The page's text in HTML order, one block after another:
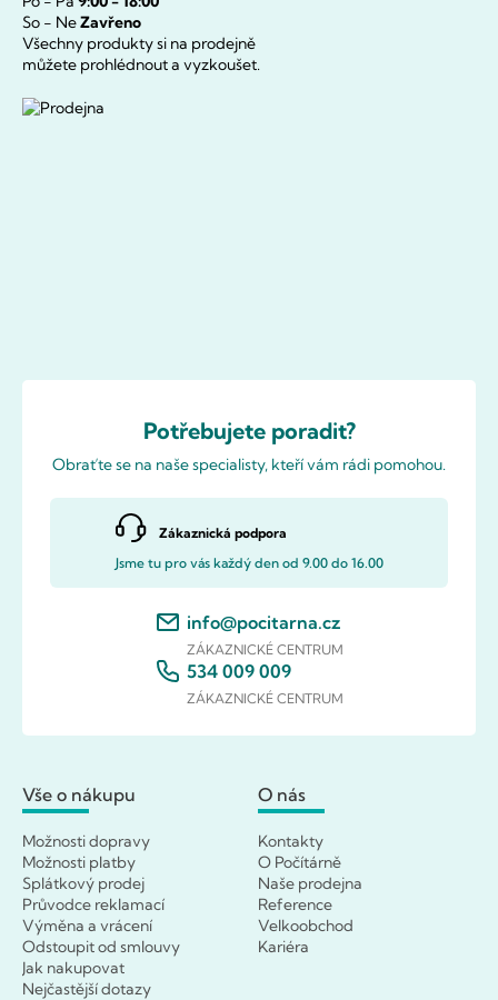
So - NeZavřeno
Všechny produkty si na prodejně
můžete prohlédnout a vyzkoušet.
Potřebujete poradit?
Obraťte se na naše specialisty, kteří vám rádi pomohou.
Zákaznická podpora
Jsme tu pro vás každý den od 9.00 do 16.00
info@pocitarna.cz
ZÁKAZNICKÉ CENTRUM
534 009 009
ZÁKAZNICKÉ CENTRUM
Vše o nákupu
Možnosti dopravy
Možnosti platby
Splátkový prodej
Průvodce reklamací
Výměna a vrácení
Odstoupit od smlouvy
Jak nakupovat
Nejčastější dotazy
O nás
Kontakty
O Počítárně
Naše prodejna
Reference
Velkoobchod
Kariéra